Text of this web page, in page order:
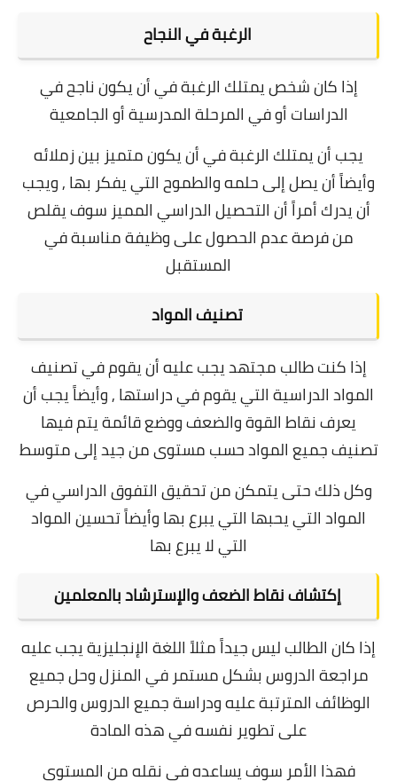
الرغبة في النجاح
إذا كان شخص يمتلك الرغبة في أن يكون ناجح في
الدراسات أو في المرحلة المدرسية أو الجامعية
يجب أن يمتلك الرغبة في أن يكون متميز بين زملائه
وأيضاً أن يصل إلى حلمه والطموح التي يفكر بها , ويجب
أن يدرك أمراً أن التحصيل الدراسي المميز سوف يقلص
من فرصة عدم الحصول على وظيفة مناسبة في
المستقبل
تصنيف المواد
إذا كنت طالب مجتهد يجب عليه أن يقوم في تصنيف
المواد الدراسية التي يقوم في دراستها , وأيضاً يجب أن
يعرف نقاط القوة والضعف ووضع قائمة يتم فيها
تصنيف جميع المواد حسب مستوى من جيد إلى متوسط
وكل ذلك حتى يتمكن من تحقيق التفوق الدراسي في
المواد التي يحبها التي يبرع بها وأيضاً تحسين المواد
التي لا يبرع بها
إكتشاف نقاط الضعف والإسترشاد بالمعلمين
إذا كان الطالب ليس جيداً مثلاً اللغة الإنجليزية يجب عليه
مراجعة الدروس بشكل مستمر في المنزل وحل جميع
الوظائف المترتبة عليه ودراسة جميع الدروس والحرص
على تطوير نفسه في هذه المادة
فهذا الأمر سوف يساعده في نقله من المستوى